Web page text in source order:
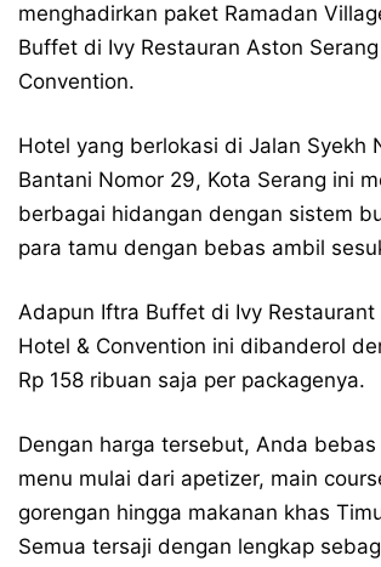
menghadirkan paket Ramadan
Buffet di Ivy Restauran Aston
Convention.
Hotel yang berlokasi di Jalan Syekh
Bantani Nomor 29, Kota Serang ini
berbagai hidangan dengan sistem
para tamu dengan bebas ambil
Adapun Iftra Buffet di Ivy Restaurant
Hotel & Convention ini dibanderol
Rp 158 ribuan saja per packagenya.
Dengan harga tersebut, Anda
menu mulai dari apetizer, main
gorengan hingga makanan khas
Semua tersaji dengan lengkap